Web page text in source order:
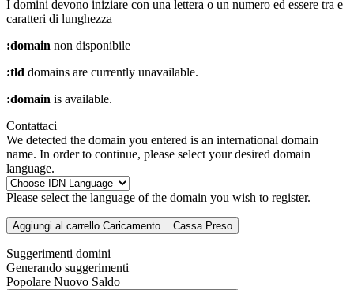
I domini devono iniziare con una lettera o un numero ed essere tra e
caratteri di lunghezza
:domain non disponibile
:tld domains are currently unavailable.
:domain is available.
Contattaci
We detected the domain you entered is an international domain
name. In order to continue, please select your desired domain
language.
Please select the language of the domain you wish to register.
Aggiungi al carrello Caricamento... Cassa Preso
Suggerimenti domini
Generando suggerimenti
Popolare Nuovo Saldo